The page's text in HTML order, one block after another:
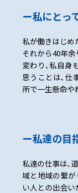
私にとっ
私が働きはじめ
それから40年余
変わり、私自身
思うことは、仕
所で一生懸命や
私達の目
私達の仕事は、
域と地域の繋が
い人との出会い